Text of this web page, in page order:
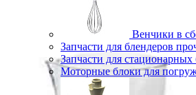
Венчики в
Запчасти для блендеров
Запчасти для стационарных
Моторные блоки для